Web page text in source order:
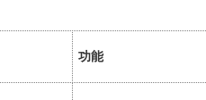
功能